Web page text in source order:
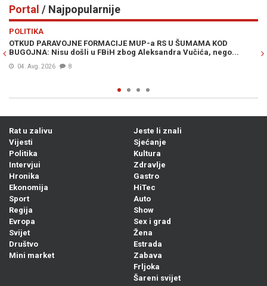
Portal / Najpopularnije
POLITIKA
OTKUD PARAVOJNE FORMACIJE MUP-a RS U ŠUMAMA KOD
BUGOJNA: Nisu došli u FBiH zbog Aleksandra Vučića, nego...
04. Avg. 2026 8
Rat u zalivu
Vijesti
Politika
Intervjui
Hronika
Ekonomija
Sport
Regija
Evropa
Svijet
Društvo
Mini market
Jeste li znali
Sjećanje
Kultura
Zdravlje
Gastro
HiTec
Auto
Show
Sex i grad
Žena
Estrada
Zabava
Frljoka
Šareni svijet